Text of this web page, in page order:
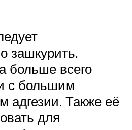
зашкурить.
больше всего
с большим
адгезии. Также её
для